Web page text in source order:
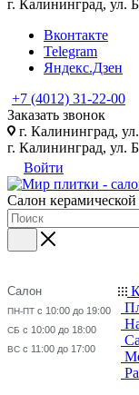
г. Калининград, ул.
Вконтакте
Telegram
Яндекс.Дзен
+7 (4012) 31-22-00
Заказать звонок
г. Калининград,
г. Калининград, ул.
Войти
Салон
Салон
ПН-ПТ с 10:00 до 19:00
СБ с 10:00 до 18:00
ВС с 11:00 до 17:00